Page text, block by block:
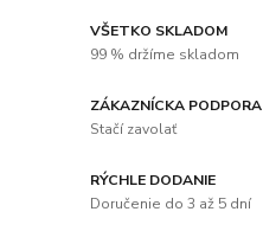
VŠETKO SKLADOM
99 % držíme skladom
ZÁKAZNÍCKA PODPORA
Stačí zavolať
RÝCHLE DODANIE
Doručenie do 3 až 5 dní